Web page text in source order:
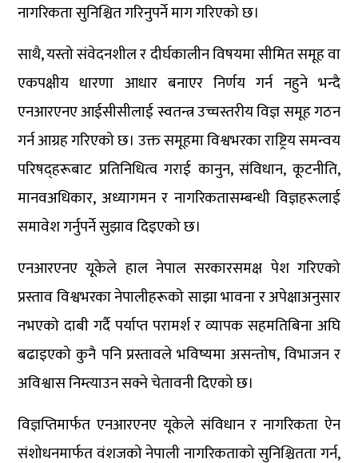
नागरिकता सुनिश्चित गरिनुपर्ने माग गरिएको छ।
साथै, यस्तो संवेदनशील र दीर्घकालीन विषयमा सीमित समूह वा
एकपक्षीय धारणा आधार बनाएर निर्णय गर्न नहुने भन्दै
एनआरएनए आईसीसीलाई स्वतन्त्र उच्चस्तरीय विज्ञ समूह गठन
गर्न आग्रह गरिएको छ। उक्त समूहमा विश्वभरका राष्ट्रिय समन्वय
परिषद्हरूबाट प्रतिनिधित्व गराई कानुन, संविधान, कूटनीति,
मानवअधिकार, अध्यागमन र नागरिकतासम्बन्धी विज्ञहरूलाई
समावेश गर्नुपर्ने सुझाव दिइएको छ।
एनआरएनए यूकेले हाल नेपाल सरकारसमक्ष पेश गरिएको
प्रस्ताव विश्वभरका नेपालीहरूको साझा भावना र अपेक्षाअनुसार
नभएको दाबी गर्दै पर्याप्त परामर्श र व्यापक सहमतिबिना अघि
बढाइएको कुनै पनि प्रस्तावले भविष्यमा असन्तोष, विभाजन र
अविश्वास निम्त्याउन सक्ने चेतावनी दिएको छ।
विज्ञप्तिमार्फत एनआरएनए यूकेले संविधान र नागरिकता ऐन
संशोधनमार्फत वंशजको नेपाली नागरिकताको सुनिश्चितता गर्न,